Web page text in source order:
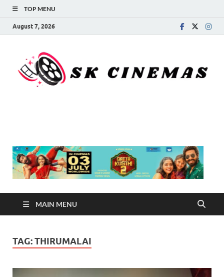
TOP MENU
August 7, 2026
MAIN MENU
TAG:THIRUMALAI